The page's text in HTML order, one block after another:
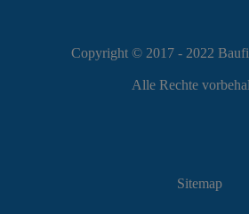
Copyright © 2017 - 2022
Alle Rechte
Sitemap